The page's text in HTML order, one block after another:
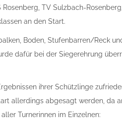
TV Sulzbach-
an den Start.
Boden, Stufenbarren/Reck
dafür bei der Siegerehrung
ihrer Schützlinge
allerdings abgesagt werden, da
Turnerinnen im Einzelnen: